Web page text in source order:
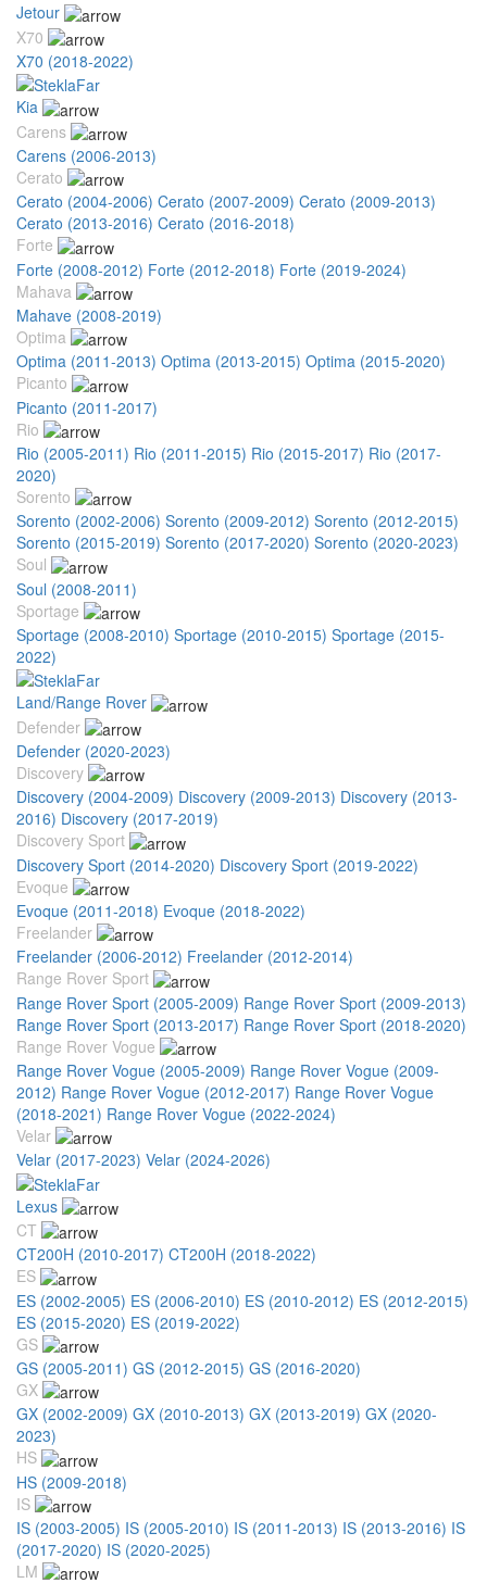
Jetour
X70
X70 (2018-2022)
Kia
Carens
Carens (2006-2013)
Cerato
Cerato (2004-2006) Cerato (2007-2009) Cerato (2009-2013)
Cerato (2013-2016) Cerato (2016-2018)
Forte
Forte (2008-2012) Forte (2012-2018) Forte (2019-2024)
Mahava
Mahave (2008-2019)
Optima
Optima (2011-2013) Optima (2013-2015) Optima (2015-2020)
Picanto
Picanto (2011-2017)
Rio
Rio (2005-2011) Rio (2011-2015) Rio (2015-2017) Rio (2017-
2020)
Sorento
Sorento (2002-2006) Sorento (2009-2012) Sorento (2012-2015)
Sorento (2015-2019) Sorento (2017-2020) Sorento (2020-2023)
Soul
Soul (2008-2011)
Sportage
Sportage (2008-2010) Sportage (2010-2015) Sportage (2015-
2022)
Land/Range Rover
Defender
Defender (2020-2023)
Discovery
Discovery (2004-2009) Discovery (2009-2013) Discovery (2013-
2016) Discovery (2017-2019)
Discovery Sport
Discovery Sport (2014-2020) Discovery Sport (2019-2022)
Evoque
Evoque (2011-2018) Evoque (2018-2022)
Freelander
Freelander (2006-2012) Freelander (2012-2014)
Range Rover Sport
Range Rover Sport (2005-2009) Range Rover Sport (2009-2013)
Range Rover Sport (2013-2017) Range Rover Sport (2018-2020)
Range Rover Vogue
Range Rover Vogue (2005-2009) Range Rover Vogue (2009-
2012) Range Rover Vogue (2012-2017) Range Rover Vogue
(2018-2021) Range Rover Vogue (2022-2024)
Velar
Velar (2017-2023) Velar (2024-2026)
Lexus
CT
CT200H (2010-2017) CT200H (2018-2022)
ES
ES (2002-2005) ES (2006-2010) ES (2010-2012) ES (2012-2015)
ES (2015-2020) ES (2019-2022)
GS
GS (2005-2011) GS (2012-2015) GS (2016-2020)
GX
GX (2002-2009) GX (2010-2013) GX (2013-2019) GX (2020-
2023)
HS
HS (2009-2018)
IS
IS (2003-2005) IS (2005-2010) IS (2011-2013) IS (2013-2016) IS
(2017-2020) IS (2020-2025)
LM